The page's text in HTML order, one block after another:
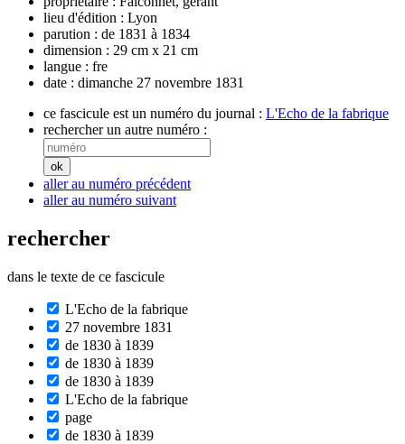
lieu d'édition : Lyon
parution : de 1831 à 1834
dimension : 29 cm x 21 cm
langue : fre
date : dimanche 27 novembre 1831
ce fascicule est un numéro du journal : L'Echo de la fabrique
rechercher un autre numéro :
aller au numéro précédent
aller au numéro suivant
rechercher
dans le texte de ce fascicule
L'Echo de la fabrique
27 novembre 1831
de 1830 à 1839
de 1830 à 1839
de 1830 à 1839
L'Echo de la fabrique
page
de 1830 à 1839